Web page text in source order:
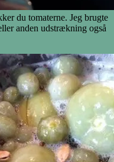
du tomaterne. Jeg brugte
anden udstrækning også